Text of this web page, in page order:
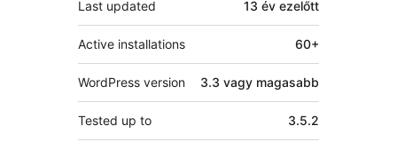
Last updated 13 év ezelőtt
Active installations 60+
WordPress version 3.3 vagy magasabb
Tested up to 3.5.2